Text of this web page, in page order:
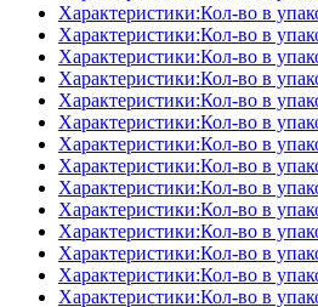
Характеристики:Кол-во в
Характеристики:Кол-во в
Характеристики:Кол-во в
Характеристики:Кол-во в
Характеристики:Кол-во в
Характеристики:Кол-во в
Характеристики:Кол-во в
Характеристики:Кол-во в
Характеристики:Кол-во в
Характеристики:Кол-во в
Характеристики:Кол-во в
Характеристики:Кол-во в
Характеристики:Кол-во в
Характеристики:Кол-во в